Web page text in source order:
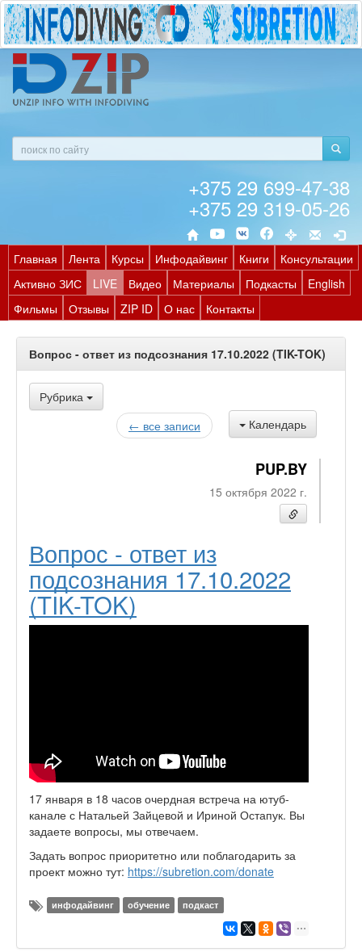
+375 29 699-47-38
+375 29 319-05-26
Главная Лента Курсы Инфодайвинг Книги
Консультации
Активно ЗИС
LIVE Видео Материалы Подкасты
English
Фильмы
Отзывы ZIP ID О нас Контакты
Вопрос - ответ из подсознания 17.10.2022 (TIK-TOK)
Рубрика
Календарь
← все записи
PUP.BY
15 октября 2022 г.
Вопрос - ответ из
подсознания 17.10.2022
(TIK-TOK)
17 января в 18 часов очердная встреча на ютуб-
канале с Натальей Зайцевой и Ириной Остапук. Вы
задаете вопросы, мы отвечаем.
Задать вопрос приоритетно или поблагодарить за
проект можно тут: https://subretion.com/donate
инфодайвинг обучение подкаст